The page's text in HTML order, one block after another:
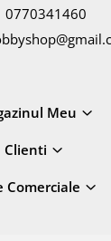
0770341460
Meu
Clienti
Comerciale